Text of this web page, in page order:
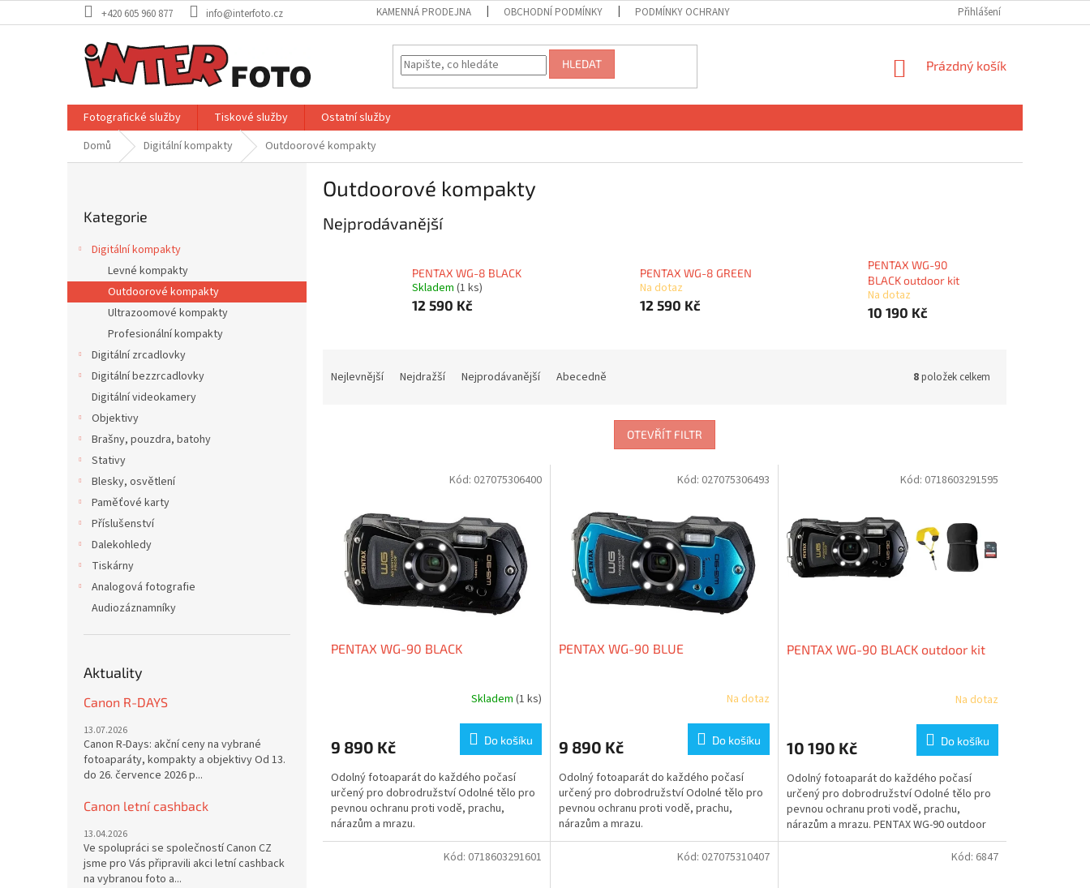
na
+420 605 960 877 info@interfoto.cz KAMENNÁ PRODEJNA OBCHODNÍ PODMÍNKY PODMÍNKY OCHRANY OSOBNÍCH ÚDAJŮ Přihlášení
HLEDAT
NÁKUPNÍ
Prázdný košík
Fotografické služby Tiskové služby
Ostatní služby
Domů
Digitální kompakty Outdoorové kompakty
n
kategorie
Kategorie
Digitální kompakty
Levné kompakty
Outdoorové kompakty
Ultrazoomové kompakty
Profesionální kompakty
Digitální zrcadlovky
Digitální bezzrcadlovky
Digitální videokamery
Objektivy
Brašny, pouzdra, batohy
Stativy
Blesky, osvětlení
Paměťové karty
Příslušenství
Dalekohledy
Tiskárny
Analogová fotografie
Audiozáznamníky
Aktuality
Canon R-DAYS
13.07.2026
Canon R-Days: akční ceny na vybrané
fotoaparáty, kompakty a objektivy Od 13.
do 26. července 2026 p...
Canon letní cashback
13.04.2026
Ve spolupráci se společností Canon CZ
jsme pro Vás připravili akci letní cashback
na vybranou foto a...
Outdoorové kompakty
Nejprodávanější
PENTAX WG-8 BLACK
Skladem (1 ks)
12 590 Kč
PENTAX WG-8 GREEN
Na dotaz
12 590 Kč
PENTAX WG-90
BLACK outdoor kit
Na dotaz
10 190 Kč
Nejlevnější Nejdražší Nejprodávanější Abecedně 8položek celkem
OTEVŘÍT FILTR
PENTAX WG-90 BLACK
Skladem (1 ks)
9 890 Kč Do košíku
Odolný fotoaparát do každého počasí
určený pro dobrodružství Odolné tělo pro
pevnou ochranu proti vodě, prachu,
nárazům a mrazu.
Kód: 027075306400
PENTAX WG-90 BLUE
Na dotaz
9 890 Kč Do košíku
Odolný fotoaparát do každého počasí
určený pro dobrodružství Odolné tělo pro
pevnou ochranu proti vodě, prachu,
nárazům a mrazu.
Kód: 027075306493
PENTAX WG-90 BLACK outdoor kit
Na dotaz
10 190 Kč Do košíku
Odolný fotoaparát do každého počasí
určený pro dobrodružství Odolné tělo pro
pevnou ochranu proti vodě, prachu,
nárazům a mrazu. PENTAX WG-90 outdoor
kit - v ceně kitu je...
Kód: 0718603291595
Kód: 0718603291601 Kód: 027075310407 Kód: 6847